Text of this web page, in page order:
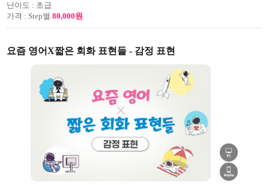
난이도 : 초급
가격 : Step별 80,000원
요즘 영어X짧은 회화 표현들 - 감정 표현